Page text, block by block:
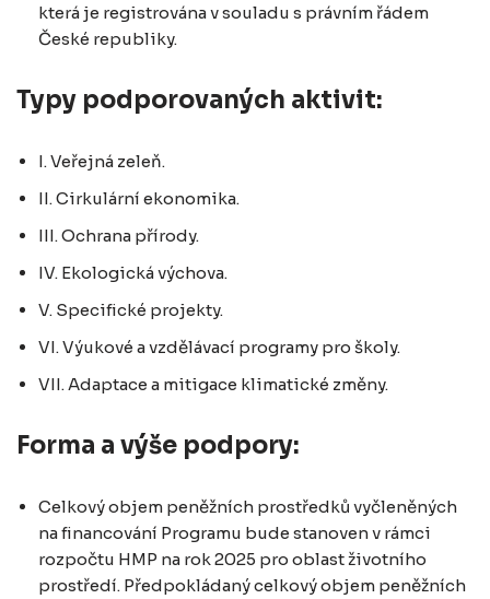
která je registrována v souladu s právním řádem
České republiky.
Typy podporovaných aktivit:
I. Veřejná zeleň.
II. Cirkulární ekonomika.
III. Ochrana přírody.
IV. Ekologická výchova.
V. Specifické projekty.
VI. Výukové a vzdělávací programy pro školy.
VII. Adaptace a mitigace klimatické změny.
Forma a výše podpory:
Celkový objem peněžních prostředků vyčleněných
na financování Programu bude stanoven v rámci
rozpočtu HMP na rok 2025 pro oblast životního
prostředí. Předpokládaný celkový objem peněžních